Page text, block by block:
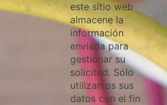
este sitio web
almacene la
información
enviada para
gestionar su
solicitud. Sólo
utilizamos sus
datos con el fin